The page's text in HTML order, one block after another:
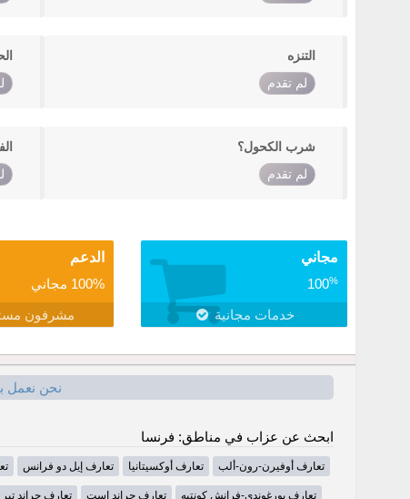
التنزه
لم تقدم
شرب الكحول؟
لم تقدم
مجاني
100%
خدمات مجانية
الدعم
100% مجاني
مشرفون
نحن نعمل
ابحث عن عزاب في مناطق: فرنسا
تعارف أوفيرن-رون-ألب تعارف أوكسيتانيا تعارف إيل دو فرانس
تعارف بورغوندي-فرانش كونتيه تعارف جراند إست تعارف جراند تير